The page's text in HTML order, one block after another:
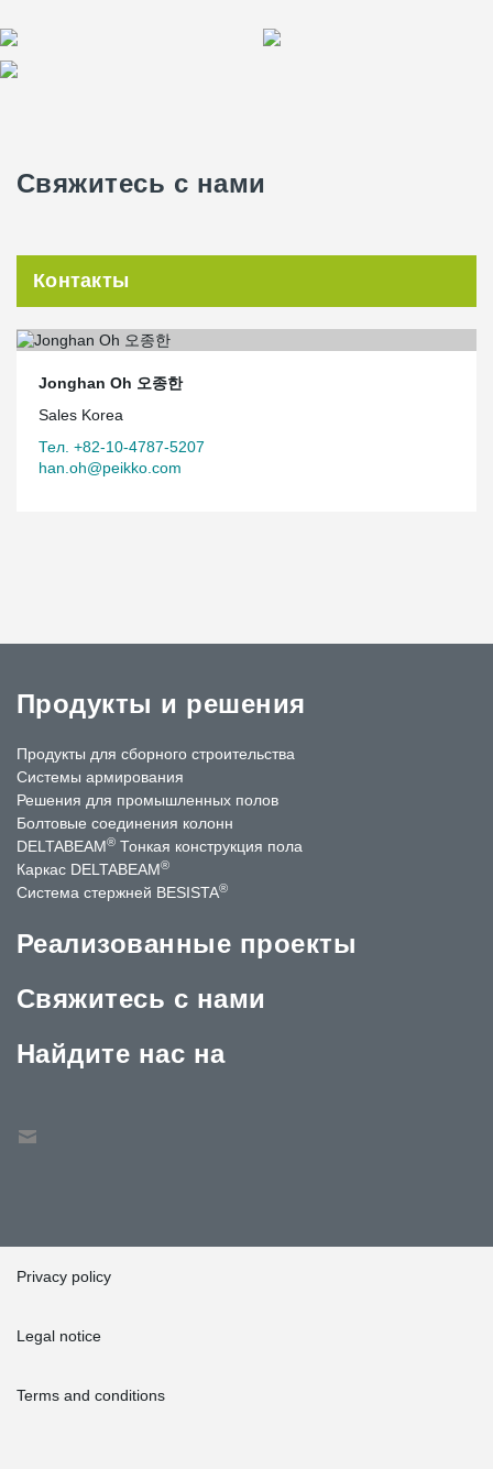
Свяжитесь с нами
Контакты
Jonghan Oh 오종한
Sales Korea
Тел. +82-10-4787-5207
han.oh@peikko.com
Продукты и решения
Продукты для сборного строительства
Системы армирования
Решения для промышленных полов
Болтовые соединения колонн
DELTABEAM® Тонкая конструкция пола
Каркас DELTABEAM®
Система стержней BESISTA®
Реализованные проекты
Свяжитесь с нами
Найдите нас на
Privacy policy
Legal notice
Terms and conditions